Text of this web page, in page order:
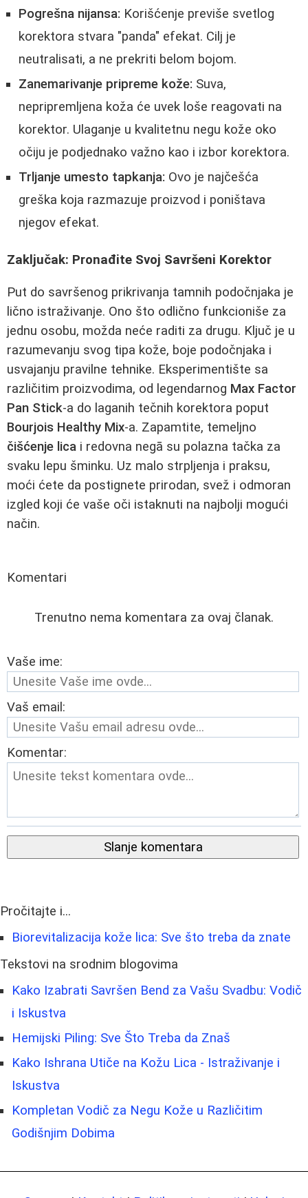
Pogrešna nijansa: Korišćenje previše svetlog
korektora stvara "panda" efekat. Cilj je
neutralisati, a ne prekriti belom bojom.
Zanemarivanje pripreme kože: Suva,
nepripremljena koža će uvek loše reagovati na
korektor. Ulaganje u kvalitetnu negu kože oko
očiju je podjednako važno kao i izbor korektora.
Trljanje umesto tapkanja: Ovo je najčešća
greška koja razmazuje proizvod i poništava
njegov efekat.
Zaključak: Pronađite Svoj Savršeni Korektor
Put do savršenog prikrivanja tamnih podočnjaka je
lično istraživanje. Ono što odlično funkcioniše za
jednu osobu, možda neće raditi za drugu. Ključ je u
razumevanju svog tipa kože, boje podočnjaka i
usvajanju pravilne tehnike. Eksperimentište sa
različitim proizvodima, od legendarnog Max Factor
Pan Stick-a do laganih tečnih korektora poput
Bourjois Healthy Mix-a. Zapamtite, temeljno
čišćenje lica i redovna negā su polazna tačka za
svaku lepu šminku. Uz malo strpljenja i praksu,
moći ćete da postignete prirodan, svež i odmoran
izgled koji će vaše oči istaknuti na najbolji mogući
način.
Komentari
Trenutno nema komentara za ovaj članak.
Vaše ime:
Vaš email:
Komentar:
Slanje komentara
Pročitajte i...
Biorevitalizacija kože lica: Sve što treba da znate
Tekstovi na srodnim blogovima
Kako Izabrati Savršen Bend za Vašu Svadbu: Vodič
i Iskustva
Hemijski Piling: Sve Što Treba da Znaš
Kako Ishrana Utiče na Kožu Lica - Istraživanje i
Iskustva
Kompletan Vodič za Negu Kože u Različitim
Godišnjim Dobima